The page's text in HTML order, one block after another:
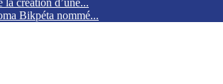
la création d’une...
Bikpéta nommé...